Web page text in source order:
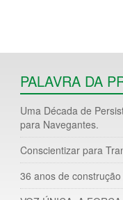
PALAVRA DA
Uma Década de
para Navegantes.
Conscientizar para
36 anos de